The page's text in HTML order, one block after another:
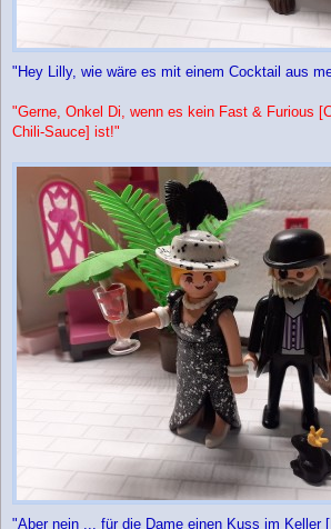
"Hey Lilly, wie wäre es mit einem Cocktail aus
"Gerne, Onkel Di, wenn es kein Fast & Furious
Chili-Sauce] ist!"
"Aber nein ... für die Dame einen Kuss im Keller